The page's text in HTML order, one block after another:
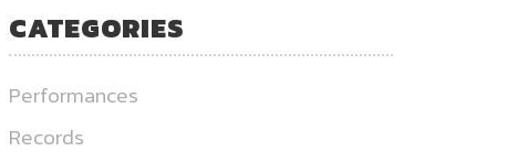
CATEGORIES
Performances
Records